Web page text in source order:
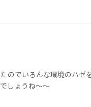
のでいろんな環境のハ
しょうね～～